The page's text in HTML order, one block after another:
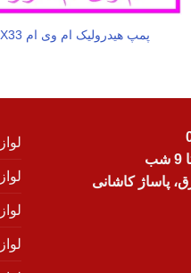
پمپ هیدرولیک ام وی ام X33
پاساژ کاشانی